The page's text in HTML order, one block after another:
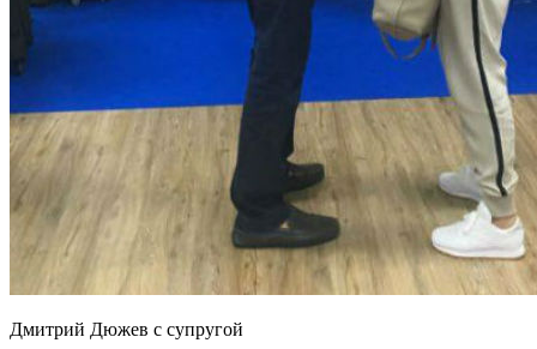
Дмитрий Дюжев с супругой